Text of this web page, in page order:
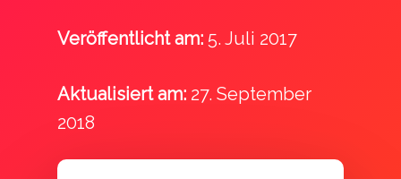
Veröffentlicht am: 5. Juli 2017
Aktualisiert am: 27. September
2018